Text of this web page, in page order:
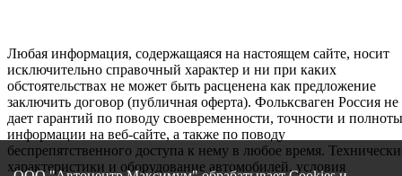
Любая информация, содержащаяся на настоящем сайте, носит
исключительно справочный характер и ни при каких
обстоятельствах не может быть расценена как предложение
заключить договор (публичная оферта). Фольксваген Россия не
дает гарантий по поводу своевременности, точности и полноты
информации на веб-сайте, а также по поводу
беспрепятственного доступа к нему в любое время.
характеристики и оборудование автомобилей, условия